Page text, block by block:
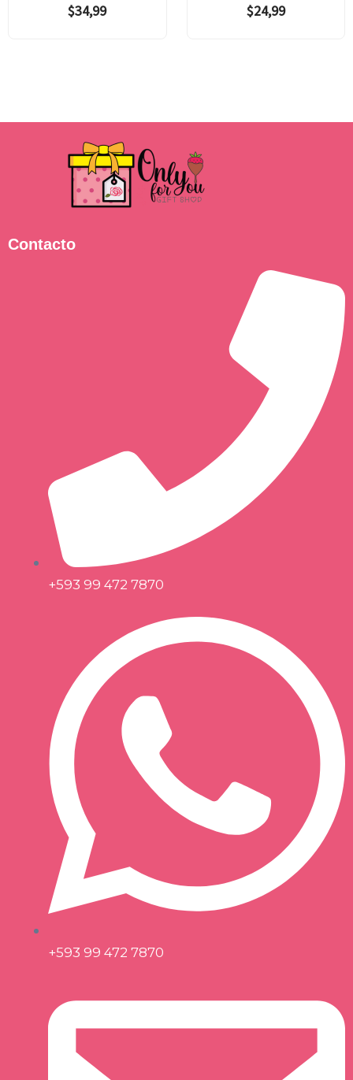
$34,99 $24,99
Contacto
+593 99 472 7870
+593 99 472 7870